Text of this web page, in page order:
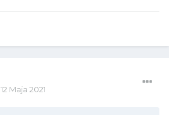
12 Maja 2021